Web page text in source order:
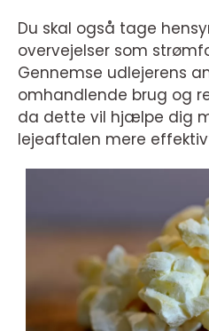
Du skal også tage
overvejelser som
Gennemse udlejerens
omhandlende brug og
da dette vil hjælpe dig
lejeaftalen mere